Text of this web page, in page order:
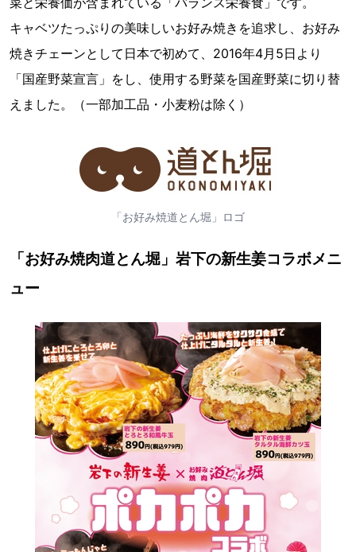
キャベツたっぷりの美味しいお好み焼きを追求し、お好み
焼きチェーンとして日本で初めて、2016年4月5日より
「国産野菜宣言」をし、使用する野菜を国産野菜に切り替
えました。（一部加工品・小麦粉は除く）
「お好み焼道とん堀」ロゴ
「お好み焼肉道とん堀」岩下の新生姜コラボメニ
ュー